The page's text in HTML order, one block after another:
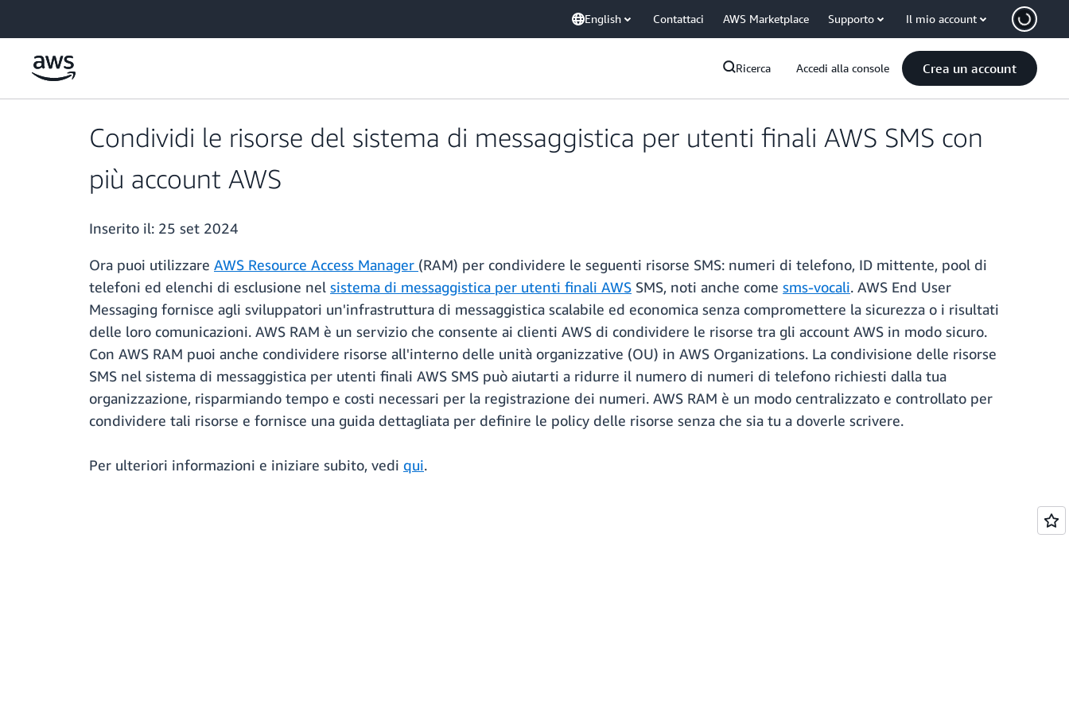
English Contattaci AWS Marketplace Supporto Il mio account
Ricerca Accedi alla console Crea un account
Condividi le risorse del sistema di messaggistica per utenti finali AWS SMS con
più account AWS
Inserito il: 25 set 2024
Ora puoi utilizzare AWS Resource Access Manager (RAM) per condividere le seguenti risorse SMS: numeri di telefono, ID mittente, pool di
telefoni ed elenchi di esclusione nel sistema di messaggistica per utenti finali AWS SMS, noti anche come sms-vocali. AWS End User
Messaging fornisce agli sviluppatori un'infrastruttura di messaggistica scalabile ed economica senza compromettere la sicurezza o i risultati
delle loro comunicazioni. AWS RAM è un servizio che consente ai clienti AWS di condividere le risorse tra gli account AWS in modo sicuro.
Con AWS RAM puoi anche condividere risorse all'interno delle unità organizzative (OU) in AWS Organizations. La condivisione delle risorse
SMS nel sistema di messaggistica per utenti finali AWS SMS può aiutarti a ridurre il numero di numeri di telefono richiesti dalla tua
organizzazione, risparmiando tempo e costi necessari per la registrazione dei numeri. AWS RAM è un modo centralizzato e controllato per
condividere tali risorse e fornisce una guida dettagliata per definire le policy delle risorse senza che sia tu a doverle scrivere.
Per ulteriori informazioni e iniziare subito, vedi qui.